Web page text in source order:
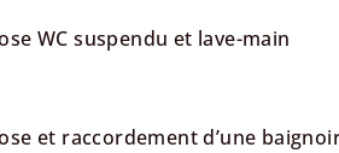
WC suspendu et lave-main
et raccordement d’une